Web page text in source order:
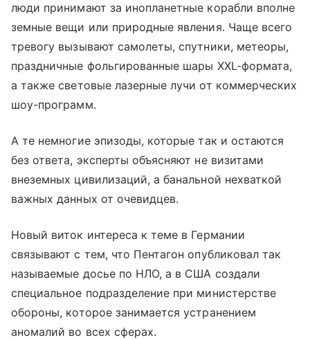
люди принимают за инопланетные корабли вполне
земные вещи или природные явления. Чаще всего
тревогу вызывают самолеты, спутники, метеоры,
праздничные фольгированные шары XXL-формата,
а также световые лазерные лучи от коммерческих
шоу-программ.
А те немногие эпизоды, которые так и остаются
без ответа, эксперты объясняют не визитами
внеземных цивилизаций, а банальной нехваткой
важных данных от очевидцев.
Новый виток интереса к теме в Германии
связывают с тем, что Пентагон опубликовал так
называемые досье по НЛО, а в США создали
специальное подразделение при министерстве
обороны, которое занимается устранением
аномалий во всех сферах.